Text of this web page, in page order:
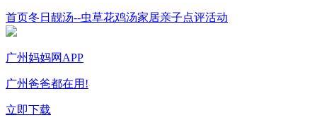
首页冬日靓汤--虫草花鸡汤家居亲子点评活动
广州妈妈网APP
广州爸爸都在用!
立即下载